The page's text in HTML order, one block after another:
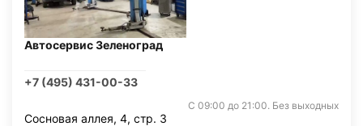
Автосервис Зеленоград
+7 (495) 431-00-33
С 09:00 до 21:00. Без выходных
Сосновая аллея, 4, стр. 3